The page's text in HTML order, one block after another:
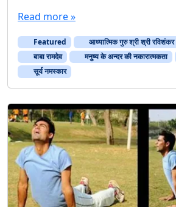
Read more »
Featured आध्यात्मिक गुरु श्री श्री रविशंकर
बाबा रामदेव
मनुष्य के अन्दर की नकारात्मकता
सूर्य नमस्कार